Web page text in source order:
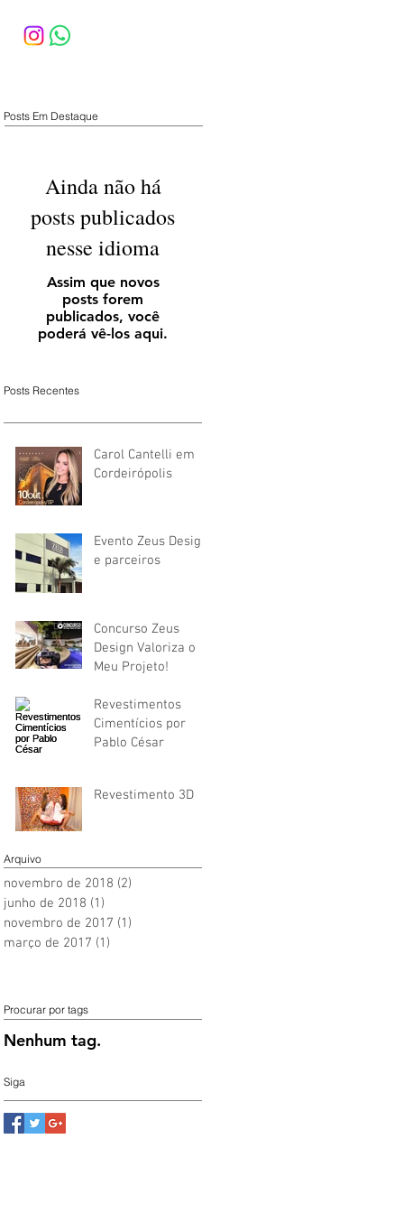
Posts Em Destaque
Ainda não há
posts publicados
nesse idioma
Assim que novos
posts forem
publicados, você
poderá vê-los aqui.
Posts Recentes
Carol Cantelli em
Cordeirópolis
Evento Zeus Design
e parceiros
Concurso Zeus
Design Valoriza o
Meu Projeto!
Revestimentos
Cimentícios por
Pablo César
Revestimento 3D
Arquivo
novembro de 2018 (2)
junho de 2018 (1)
novembro de 2017 (1)
março de 2017 (1)
Procurar por tags
Nenhum tag.
Siga